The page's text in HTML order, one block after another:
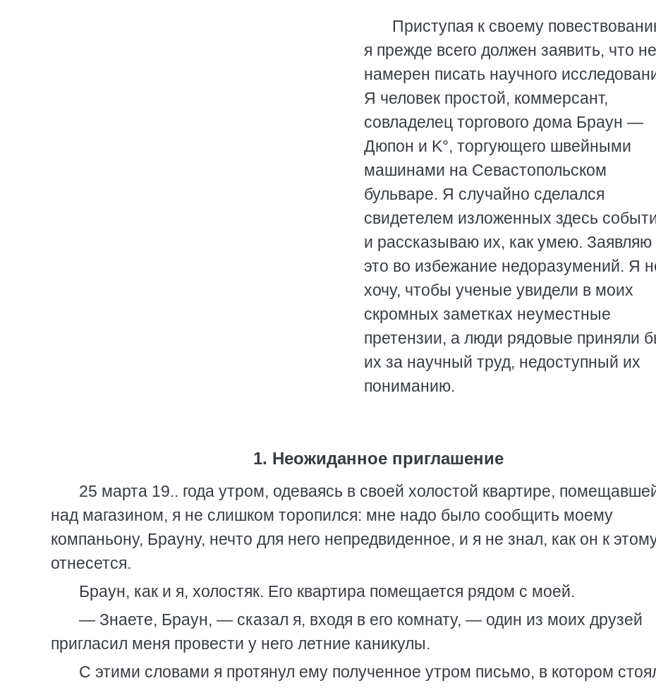
Приступая к своему
я прежде всего должен заявить, что не
намерен писать научного
Я человек простой, коммерсант,
совладелец торгового дома Браун —
Дюпон и K°, торгующего швейными
машинами на Севастопольском
бульваре. Я случайно сделался
свидетелем изложенных здесь
и рассказываю их, как умею. Заявляю
это во избежание недоразумений. Я
хочу, чтобы ученые увидели в моих
скромных заметках неуместные
претензии, а люди рядовые приняли
их за научный труд, недоступный их
пониманию.
1. Неожиданное приглашение
25 марта 19.. года утром, одеваясь в своей холостой квартире,
над магазином, я не слишком торопился: мне надо было сообщить моему
компаньону, Брауну, нечто для него непредвиденное, и я не знал, как он к
отнесется.
Браун, как и я, холостяк. Его квартира помещается рядом с моей.
— Знаете, Браун, — сказал я, входя в его комнату, — один из моих друзей
пригласил меня провести у него летние каникулы.
С этими словами я протянул ему полученное утром письмо, в котором